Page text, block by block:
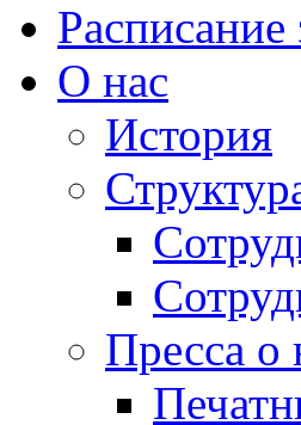
Расписание
О нас
История
Пресса о